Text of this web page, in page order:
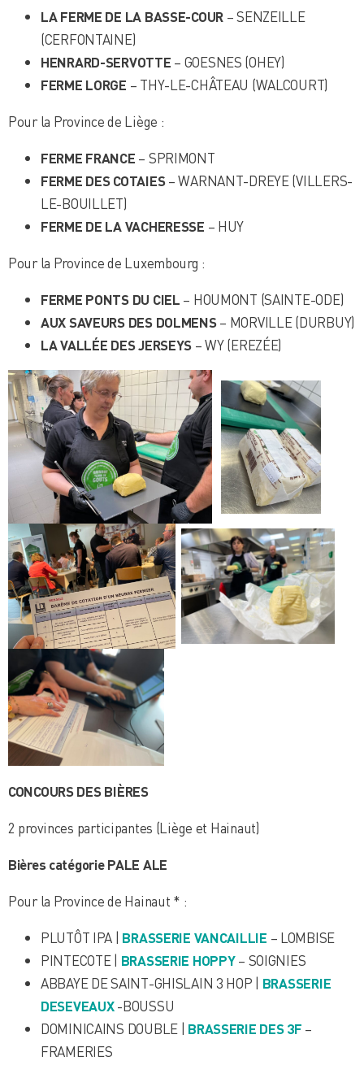
LA FERME DE LA BASSE-COUR – SENZEILLE
(CERFONTAINE)
HENRARD-SERVOTTE – GOESNES (OHEY)
FERME LORGE – THY-LE-CHÂTEAU (WALCOURT)
Pour la Province de Liège :
FERME FRANCE – SPRIMONT
FERME DES COTAIES– WARNANT-DREYE (VILLERS-
LE-BOUILLET)
FERME DE LA VACHERESSE – HUY
Pour la Province de Luxembourg :
FERME PONTS DU CIEL – HOUMONT (SAINTE-ODE)
AUX SAVEURS DES DOLMENS– MORVILLE (DURBUY)
LA VALLÉE DES JERSEYS – WY (EREZÉE)
CONCOURS DES BIÈRES
2 provinces participantes (Liège et Hainaut)
Bières catégorie PALE ALE
Pour la Province de Hainaut * :
PLUTÔT IPA | BRASSERIE VANCAILLIE – LOMBISE
PINTECOTE | BRASSERIE HOPPY– SOIGNIES
ABBAYE DE SAINT-GHISLAIN 3 HOP | BRASSERIE
DESEVEAUX-BOUSSU
DOMINICAINS DOUBLE | BRASSERIE DES 3F –
FRAMERIES